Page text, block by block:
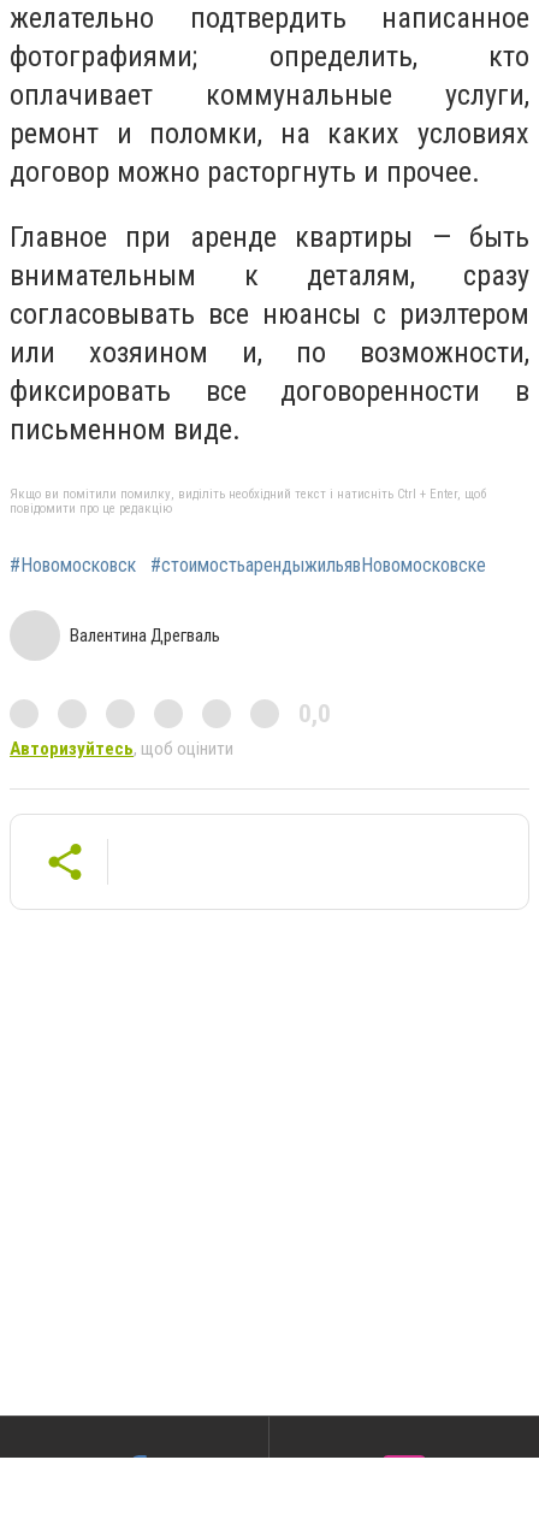
желательно подтвердить написанное
фотографиями; определить, кто
оплачивает коммунальные услуги,
ремонт и поломки, на каких условиях
договор можно расторгнуть и прочее.
Главное при аренде квартиры — быть
внимательным к деталям, сразу
согласовывать все нюансы с риэлтером
или хозяином и, по возможности,
фиксировать все договоренности в
письменном виде.
Якщо ви помітили помилку, виділіть необхідний текст і натисніть Ctrl + Enter, щоб
повідомити про це редакцію
#Новомосковск #стоимостьарендыжильявНовомосковске
Валентина Дрегваль
0,0
Авторизуйтесь, щоб оцінити